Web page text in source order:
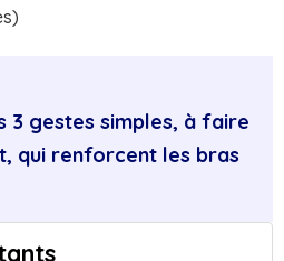
3 gestes simples, à faire
qui renforcent les bras